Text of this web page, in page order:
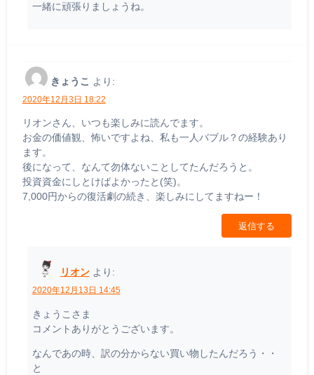
一緒に頑張りましょうね。
きょうこ より:
2020年12月3日 18:22
リオンさん、いつも楽しみに読んでます。
お金の価値観、怖いですよね、私も一人バブル？の経験あり
ます。
後になって、なんて勿体ないことしてたんだろうと。
投資資金にしとけばよかったと(笑)。
7,000円からの復活劇の続き、楽しみにしてますねー！
返信する
リオン より:
2020年12月13日 14:45
きょうこさま
コメントありがとうございます。
なんであの時、訳の分からない買い物したんだろう・・
と